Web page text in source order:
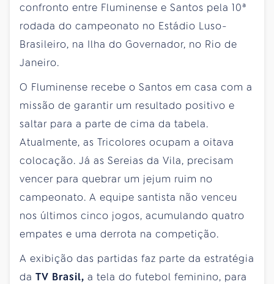
confronto entre Fluminense e Santos pela 10ª
rodada do campeonato no Estádio Luso-
Brasileiro, na Ilha do Governador, no Rio de
Janeiro.
O Fluminense recebe o Santos em casa com a
missão de garantir um resultado positivo e
saltar para a parte de cima da tabela.
Atualmente, as Tricolores ocupam a oitava
colocação. Já as Sereias da Vila, precisam
vencer para quebrar um jejum ruim no
campeonato. A equipe santista não venceu
nos últimos cinco jogos, acumulando quatro
empates e uma derrota na competição.
A exibição das partidas faz parte da estratégia
da TV Brasil, a tela do futebol feminino, para